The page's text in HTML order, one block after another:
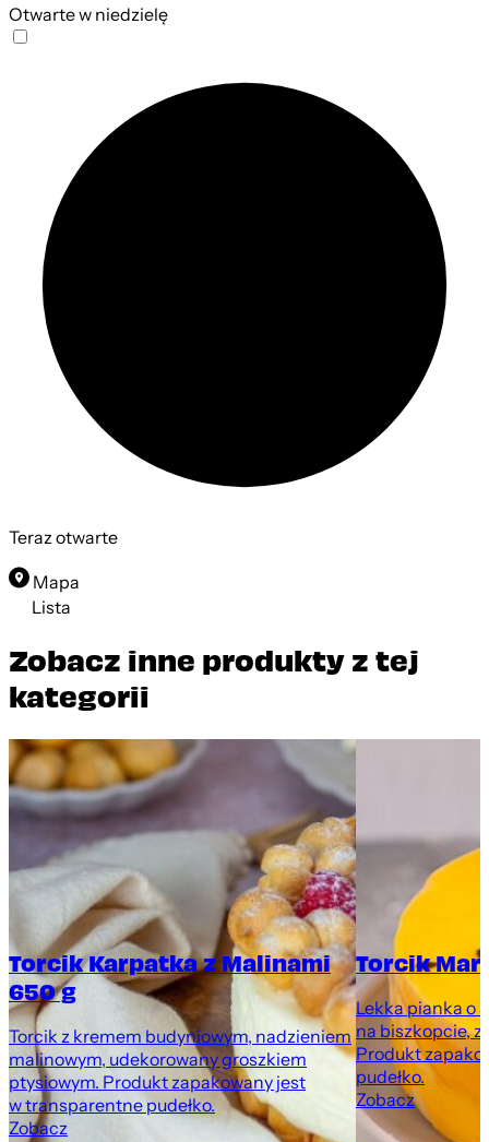
Otwarte w niedzielę
Teraz otwarte
Mapa
Lista
Zobacz inne produkty z tej
kategorii
Torcik Karpatka z Malinami
650 g
Torcik z kremem budyniowym, nadzieniem
malinowym, udekorowany groszkiem
ptysiowym. Produkt zapakowany jest
w transparentne pudełko.
Zobacz
Torcik
Lekka pianka o
na biszkopcie,
Produkt
pudełko.
Zobacz